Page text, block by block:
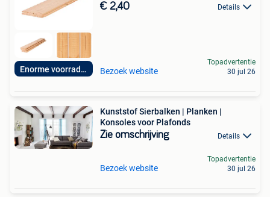
Enorme voorraden!
€ 2,40 Details
Bezoek website
Topadvertentie
30 jul 26
Kunststof Sierbalken | Planken |
Konsoles voor Plafonds
Zie omschrijving Details
Bezoek website
Topadvertentie
30 jul 26